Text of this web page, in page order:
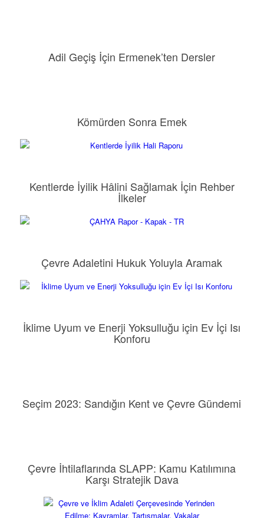
Adil Geçiş İçin Ermenek’ten Dersler
Kömürden Sonra Emek
Kentlerde İyilik Hâlini Sağlamak İçin Rehber
İlkeler
Çevre Adaletini Hukuk Yoluyla Aramak
İklime Uyum ve Enerji Yoksulluğu için Ev İçi Isı
Konforu
Seçim 2023: Sandığın Kent ve Çevre Gündemi
Çevre İhtilaflarında SLAPP: Kamu Katılımına
Karşı Stratejik Dava